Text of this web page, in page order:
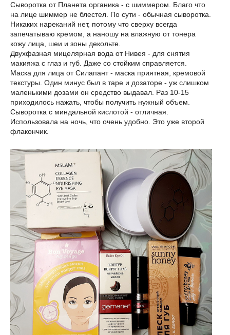
Сыворотка от Планета органика - с шиммером. Благо что
на лице шиммер не блестел. По сути - обычная сыворотка.
Никаких нареканий нет, потому что сверху всегда
запечатываю кремом, а наношу на влажную от тонера
кожу лица, шеи и зоны декольте.
Двухфазная мицелярная вода от Нивея - для снятия
макияжа с глаз и губ. Даже со стойким справляется.
Маска для лица от Силапант - маска приятная, кремовой
текстуры. Один минус был в таре и дозаторе - уж слишком
маленькими дозами он средство выдавал. Раз 10-15
приходилось нажать, чтобы получить нужный объем.
Сыворотка с миндальной кислотой - отличная.
Использовала на ночь, что очень удобно. Это уже второй
флакончик.